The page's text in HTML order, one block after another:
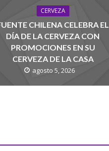
CERVEZA
CHILENA CELEBRA EL
DÍA DE LA CERVEZA CON
PROMOCIONES EN SU
CERVEZA DE LA CASA
agosto 5, 2026